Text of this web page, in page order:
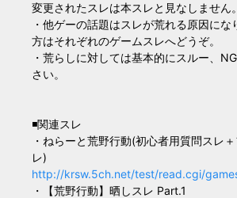
変更されたスレは本スレと見なしません。
・他ゲーの話題はスレが荒れる原因にな
方はそれぞれのゲームスレへどうぞ。
・荒らしに対しては基本的にスルー、
さい。
◾関連スレ
・ねらーと荒野行動(初心者用質問スレ
レ)
http://krsw.5ch.net/test/read.cgi/
・【荒野行動】晒しスレ Part.1